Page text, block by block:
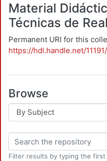
Material
Técnicas de
Permanent URI for this
https://hdl.handle.net/
Browse
Filter results by typing the